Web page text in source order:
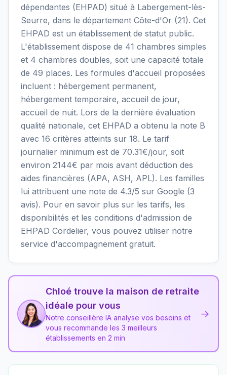
dépendantes (EHPAD) situé à Labergement-lès-
Seurre, dans le département Côte-d'Or (21). Cet
EHPAD est un établissement de statut public.
L'établissement dispose de 41 chambres simples
et 4 chambres doubles, soit une capacité totale
de 49 places. Les formules d'accueil proposées
incluent : hébergement permanent,
hébergement temporaire, accueil de jour,
accueil de nuit. Lors de la dernière évaluation
qualité nationale, cet EHPAD a obtenu la note B
avec 16 critères atteints sur 18. Le tarif
journalier minimum est de 70.31€/jour, soit
environ 2144€ par mois avant déduction des
aides financières (APA, ASH, APL). Les familles
lui attribuent une note de 4.3/5 sur Google (3
avis). Pour en savoir plus sur les tarifs, les
disponibilités et les conditions d'admission de
EHPAD Cordelier, vous pouvez utiliser notre
service d'accompagnement gratuit.
Chloé trouve la maison de retraite
idéale pour vous
Notre conseillère IA analyse vos besoins et
vous recommande les 3 meilleurs
établissements en 2 min
→